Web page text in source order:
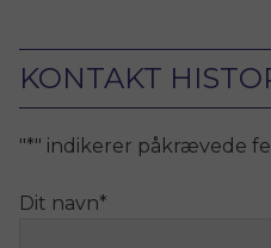
KONTAKT
"*" indikerer påkrævede
Dit navn*